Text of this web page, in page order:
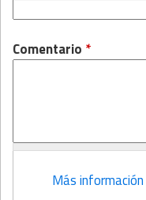
Comentario *
Más